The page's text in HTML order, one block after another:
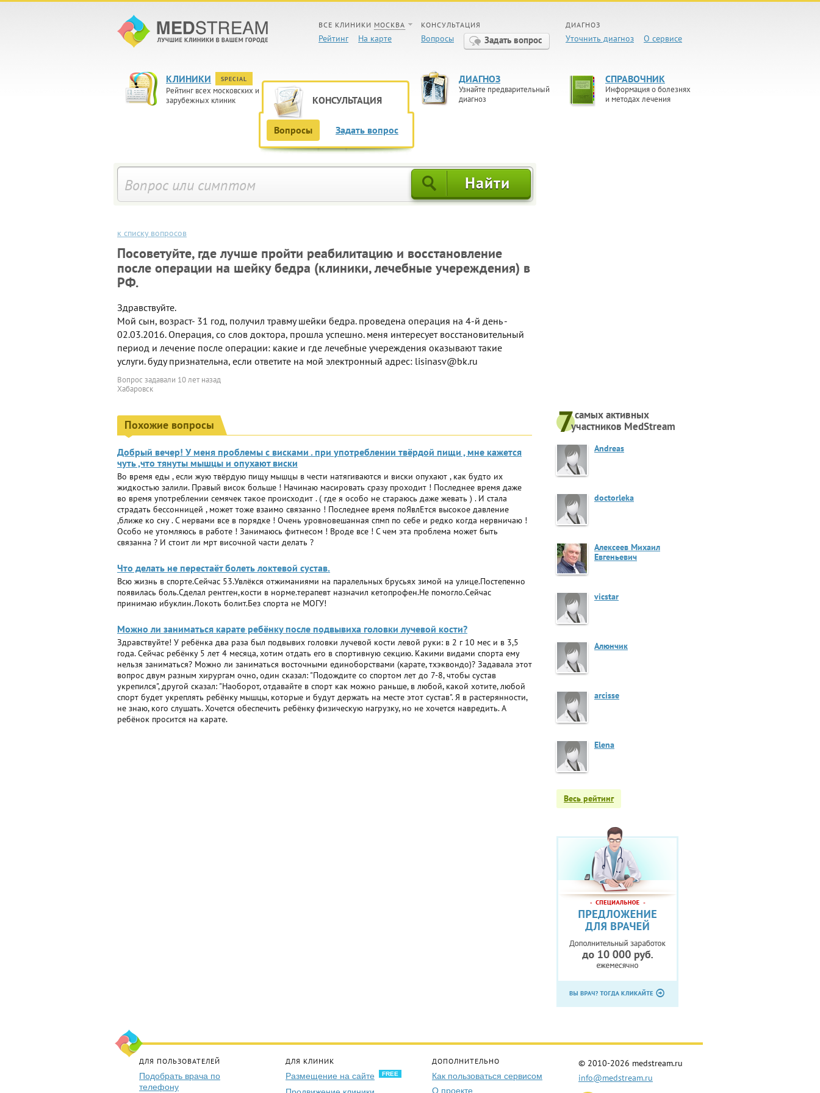
ВСЕ КЛИНИКИ МОСКВА
Рейтинг На карте
КОНСУЛЬТАЦИЯ
Вопросы Задать вопрос
ДИАГНОЗ
Уточнить диагноз О сервисе
КЛИНИКИ SPECIAL
Рейтинг всех московских и
зарубежных клиник
КОНСУЛЬТАЦИЯ
ДИАГНОЗ
Узнайте предварительный
диагноз
СПРАВОЧНИК
Информация о болезнях
и методах лечения
Вопросы Задать вопрос
к списку вопросов
Посоветуйте, где лучше пройти реабилитацию и восстановление
после операции на шейку бедра (клиники, лечебные учереждения) в
РФ.
Здравствуйте.
Мой сын, возраст- 31 год, получил травму шейки бедра. проведена операция на 4-й день -
02.03.2016. Операция, со слов доктора, прошла успешно. меня интересует восстановительный
период и лечение после операции: какие и где лечебные учереждения оказывают такие
услуги. буду признательна, если ответите на мой электронный адрес: lisinasv@bk.ru
Вопрос задавали 10 лет назад
Хабаровск
Похожие вопросы
Добрый вечер! У меня проблемы с висками . при употреблении твёрдой пищи , мне кажется
чуть ,что тянуты мышцы и опухают виски
Во время еды , если жую твёрдую пищу мышцы в чести натягиваются и виски опухают , как будто их
жидкостью залили. Правый висок больше ! Начинаю масировать сразу проходит ! Последнее время даже
во время употреблении семячек такое происходит . ( где я особо не стараюсь даже жевать ) . И стала
страдать бессонницей , может тоже взаимо связанно ! Последнее время поЯвлЕтся высокое давление
,ближе ко сну . С нервами все в порядке ! Очень уровновешанная спмп по себе и редко когда нервничаю !
Особо не утомляюсь в работе ! Занимаюсь фитнесом ! Вроде все ! С чем эта проблема может быть
связанна ? И стоит ли мрт височной части делать ?
Что делать не перестаёт болеть локтевой сустав.
Всю жизнь в спорте.Сейчас 53.Увлёкся отжиманиями на паралельных брусьях зимой на улице.Постепенно
появилась боль.Сделал рентген,кости в норме.терапевт назначил кетопрофен.Не помогло.Сейчас
принимаю ибуклин.Локоть болит.Без спорта не МОГУ!
Можно ли заниматься карате ребёнку после подвывиха головки лучевой кости?
Здравствуйте! У ребёнка два раза был подвывих головки лучевой кости левой руки: в 2 г 10 мес и в 3,5
года. Сейчас ребёнку 5 лет 4 месяца, хотим отдать его в спортивную секцию. Какими видами спорта ему
нельзя заниматься? Можно ли заниматься восточными единоборствами (карате, тхэквондо)? Задавала этот
вопрос двум разным хирургам очно, один сказал: "Подождите со спортом лет до 7-8, чтобы сустав
укрепился", другой сказал: "Наоборот, отдавайте в спорт как можно раньше, в любой, какой хотите, любой
спорт будет укреплять ребёнку мышцы, которые и будут держать на месте этот сустав". Я в растерянности,
не знаю, кого слушать. Хочется обеспечить ребёнку физическую нагрузку, но не хочется навредить. А
ребёнок просится на карате.
самых активныx
участников MedStream
Andreas
doctorleka
Алексеев Михаил
Евгеньевич
vicstar
Алюнчик
arcisse
Elena
Весь рейтинг
ДЛЯ ПОЛЬЗОВАТЕЛЕЙ
Подобрать врача по
телефону
ДЛЯ КЛИНИК
Размещение на сайте FREE
ДОПОЛНИТЕЛЬНО
Как пользоваться сервисом
О проекте
© 2010-2026 medstream.ru
info@medstream.ru